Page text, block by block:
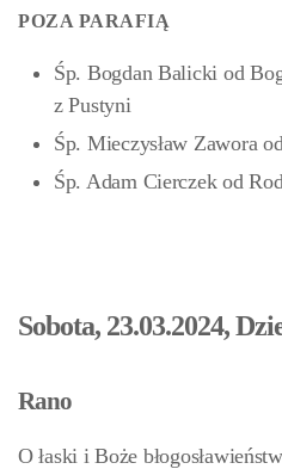
POZA PARAFIĄ
Śp. Bogdan Balicki od
z Pustyni
Śp. Mieczysław Zawora
Śp. Adam Cierczekod
Sobota, 23.03.2024,
Rano
O łaski i Boże